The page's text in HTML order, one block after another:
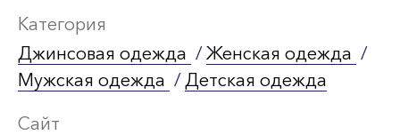
Категория
Джинсовая одежда / Женская одежда /
Мужская одежда / Детская одежда
Сайт